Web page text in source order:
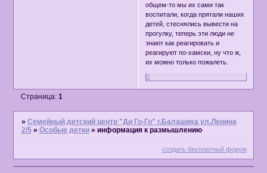
общем-то мы их сами так
воспитали, когда прятали наших
детей, стеснялись вывести на
прогулку, теперь эти люди не
знают как реагировать и
реагируют по-хамски, ну что ж,
их можно только пожалеть.
0
Страница: 1
» Семейный детский центр "Ди Го-Го" г.Балашиха ул.Ленина
2/5 » Особые детки » информация к размышлению
создать бесплатный форум